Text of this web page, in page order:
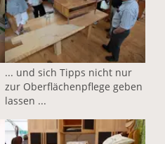
... und sich Tipps nicht nur
zur Oberflächenpflege geben
lassen ...